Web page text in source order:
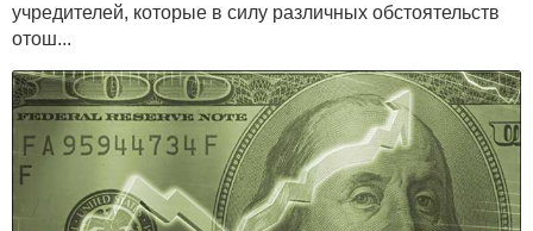
учредителей, которые в силу различных обстоятельств
отош...